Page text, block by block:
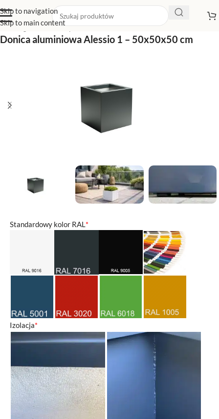
Skip to navigation
Skip to main content
Strona główna/Sklep z donicami/Donice na taras
Donica aluminiowa Alessio 1 – 50x50x50 cm
*
Standardowy kolor RAL
*
Izolacja